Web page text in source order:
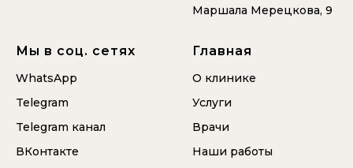
Маршала Мерецкова, 9
Мы в соц. сетях
WhatsApp
Telegram
Telegram канал
ВКонтакте
Главная
О клинике
Услуги
Врачи
Наши работы